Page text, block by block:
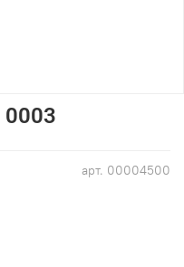
арт. 00004500
0003